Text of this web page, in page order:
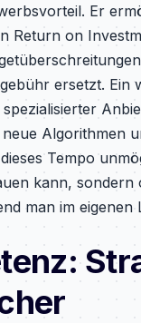
Er
Return on
ersetzt. Ein
Algorithmen
Tempo
kann, sondern
man im eigenen